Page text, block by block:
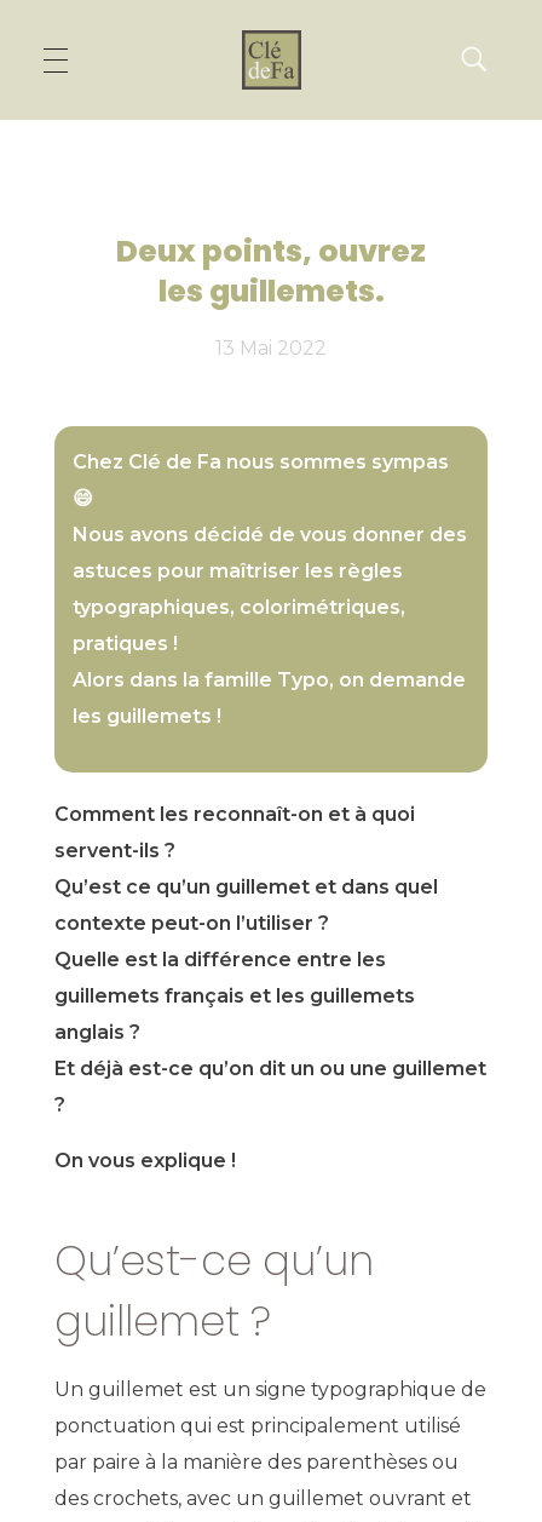
Deux points, ouvrez
les guillemets.
13 Mai 2022
Chez Clé de Fa nous sommes sympas
😄
Nous avons décidé de vous donner des
astuces pour maîtriser les règles
typographiques, colorimétriques,
pratiques !
Alors dans la famille Typo, on demande
les guillemets !
Comment les reconnaît-on et à quoi
servent-ils ?
Qu’est ce qu’un guillemet et dans quel
contexte peut-on l’utiliser ?
Quelle est la différence entre les
guillemets français et les guillemets
anglais ?
Et déjà est-ce qu’on dit un ou une guillemet
?
On vous explique !
Qu’est-ce qu’un
guillemet ?
Un guillemet est un signe typographique de
ponctuation qui est principalement utilisé
par paire à la manière des parenthèses ou
des crochets, avec un guillemet ouvrant et